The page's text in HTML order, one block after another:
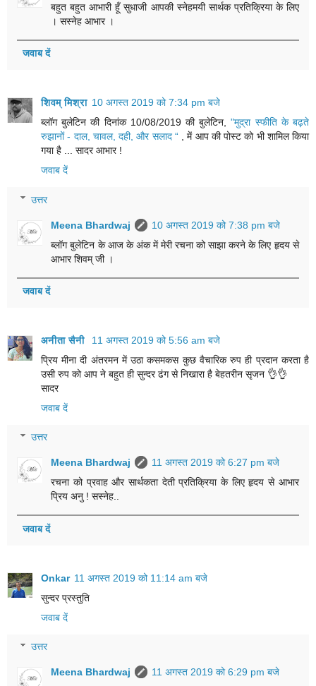
बहुत बहुत आभारी हूँ सुधाजी आपकी स्नेहमयी सार्थक प्रतिक्रिया के लिए
। सस्नेह आभार ।
जवाब दें
शिवम् मिश्रा 10 अगस्त 2019 को 7:34 pm बजे
ब्लॉग बुलेटिन की दिनांक 10/08/2019 की बुलेटिन,"मुद्रा स्फीति के बढ़ते
रुझानों - दाल, चावल, दही, और सलाद “
, में आप की पोस्ट को भी शामिल किया
गया है ... सादर आभार !
जवाब दें
उत्तर
Meena Bhardwaj
10 अगस्त 2019 को 7:38 pm बजे
ब्लॉग बुलेटिन के आज के अंक में मेरी रचना को साझा करने के लिए हृदय से
आभार शिवम् जी ।
जवाब दें
अनीता सैनी
11 अगस्त 2019 को 5:56 am बजे
प्रिय मीना दी अंतरमन में उठा कसमकस कुछ वैचारिक रुप ही प्रदान करता है
उसी रुप को आप ने बहुत ही सुन्दर ढंग से निखारा है बेहतरीन सृजन 👌👌
सादर
जवाब दें
उत्तर
Meena Bhardwaj
11 अगस्त 2019 को 6:27 pm बजे
रचना को प्रवाह और सार्थकता देती प्रतिक्रिया के लिए हृदय से आभार
प्रिय अनु ! सस्नेह..
जवाब दें
Onkar 11 अगस्त 2019 को 11:14 am बजे
सुन्दर प्रस्तुति
जवाब दें
उत्तर
Meena Bhardwaj 11 अगस्त 2019 को 6:29 pm बजे